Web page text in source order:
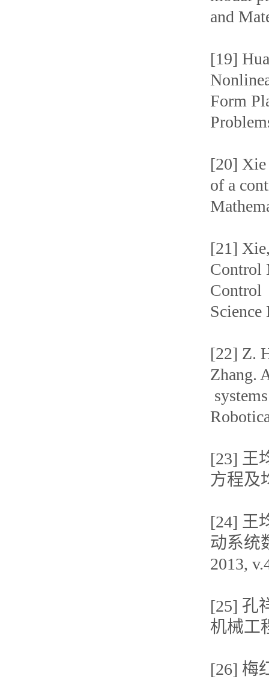
and
[19]
Form
[20] Xie
of a
[21]
Control
Control
Science
[22] Z.
Zhang.
[23] 王
方程及
[24] 王
动系统
2013,
[25] 孔
机械工
[26] 梅